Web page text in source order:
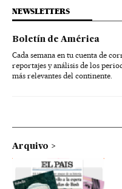
NEWSLETTERS
Boletín de América
Cada semana en tu cuenta de
reportajes y análisis de los
más relevantes del continente.
Arquivo